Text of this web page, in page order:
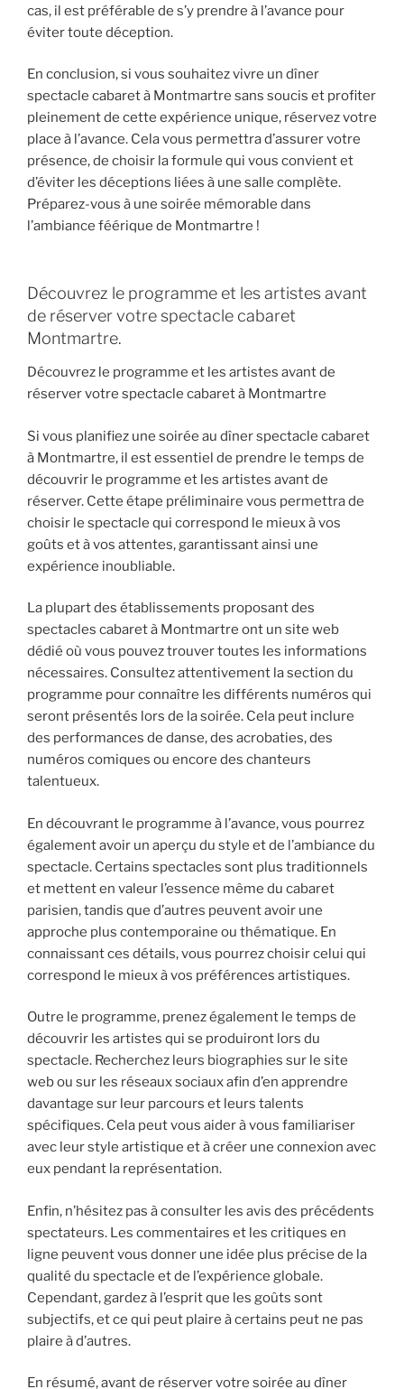
cas, il est préférable de s’y prendre à l’avance pour
éviter toute déception.
En conclusion, si vous souhaitez vivre un dîner
spectacle cabaret à Montmartre sans soucis et profiter
pleinement de cette expérience unique, réservez votre
place à l’avance. Cela vous permettra d’assurer votre
présence, de choisir la formule qui vous convient et
d’éviter les déceptions liées à une salle complète.
Préparez-vous à une soirée mémorable dans
l’ambiance féérique de Montmartre !
Découvrez le programme et les artistes avant
de réserver votre spectacle cabaret
Montmartre.
Découvrez le programme et les artistes avant de
réserver votre spectacle cabaret à Montmartre
Si vous planifiez une soirée au dîner spectacle cabaret
à Montmartre, il est essentiel de prendre le temps de
découvrir le programme et les artistes avant de
réserver. Cette étape préliminaire vous permettra de
choisir le spectacle qui correspond le mieux à vos
goûts et à vos attentes, garantissant ainsi une
expérience inoubliable.
La plupart des établissements proposant des
spectacles cabaret à Montmartre ont un site web
dédié où vous pouvez trouver toutes les informations
nécessaires. Consultez attentivement la section du
programme pour connaître les différents numéros qui
seront présentés lors de la soirée. Cela peut inclure
des performances de danse, des acrobaties, des
numéros comiques ou encore des chanteurs
talentueux.
En découvrant le programme à l’avance, vous pourrez
également avoir un aperçu du style et de l’ambiance du
spectacle. Certains spectacles sont plus traditionnels
et mettent en valeur l’essence même du cabaret
parisien, tandis que d’autres peuvent avoir une
approche plus contemporaine ou thématique. En
connaissant ces détails, vous pourrez choisir celui qui
correspond le mieux à vos préférences artistiques.
Outre le programme, prenez également le temps de
découvrir les artistes qui se produiront lors du
spectacle. Recherchez leurs biographies sur le site
web ou sur les réseaux sociaux afin d’en apprendre
davantage sur leur parcours et leurs talents
spécifiques. Cela peut vous aider à vous familiariser
avec leur style artistique et à créer une connexion avec
eux pendant la représentation.
Enfin, n’hésitez pas à consulter les avis des précédents
spectateurs. Les commentaires et les critiques en
ligne peuvent vous donner une idée plus précise de la
qualité du spectacle et de l’expérience globale.
Cependant, gardez à l’esprit que les goûts sont
subjectifs, et ce qui peut plaire à certains peut ne pas
plaire à d’autres.
En résumé, avant de réserver votre soirée au dîner